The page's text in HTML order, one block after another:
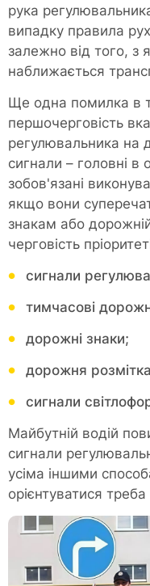
рука
випадку правила
залежно від того, з
наближається
Ще одна помилка в
першочерговість
регулювальника на
сигнали – головні в
зобов'язані
якщо вони
знакам або
черговість
сигнали
тимчасові
дорожні знаки;
дорожня
сигнали
Майбутній водій
сигнали
усіма іншими
орієнтуватися